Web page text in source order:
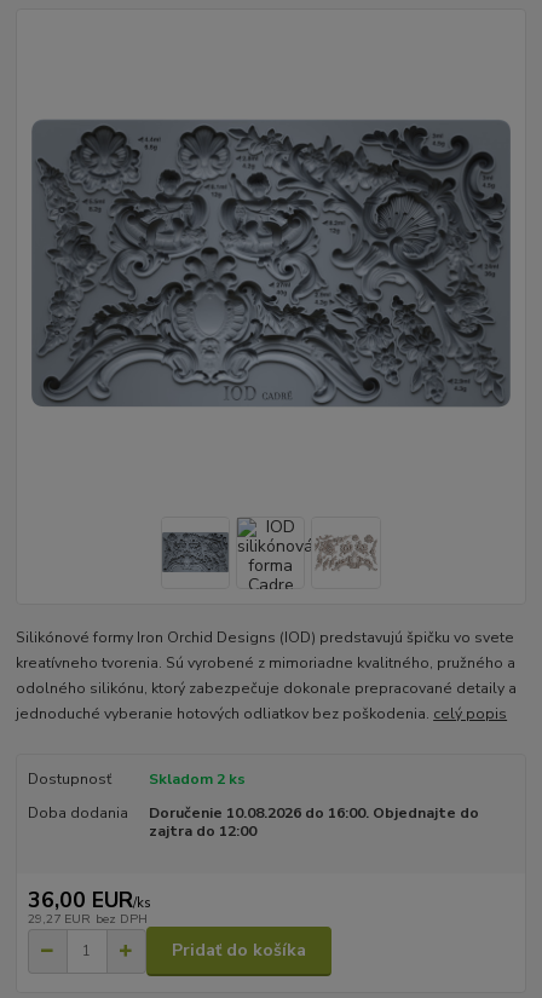
Silikónové formy Iron Orchid Designs (IOD) predstavujú špičku vo svete
kreatívneho tvorenia. Sú vyrobené z mimoriadne kvalitného, pružného a
odolného silikónu, ktorý zabezpečuje dokonale prepracované detaily a
jednoduché vyberanie hotových odliatkov bez poškodenia. celý popis
Dostupnosť
Skladom 2 ks
Doba dodania
Doručenie 10.08.2026 do 16:00. Objednajte do
zajtra do 12:00
36,00 EUR/ks
29,27 EUR bez DPH
Pridať do košíka